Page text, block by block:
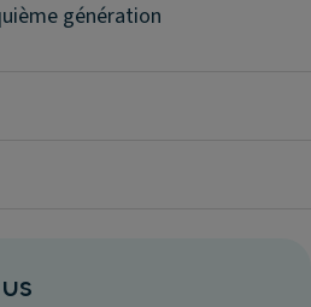
génération